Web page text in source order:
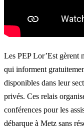
Les PEP Lor’Est gèrent
qui informent
disponibles dans leur
privés. Ces relais
conférences pour les
débarque à Metz sans